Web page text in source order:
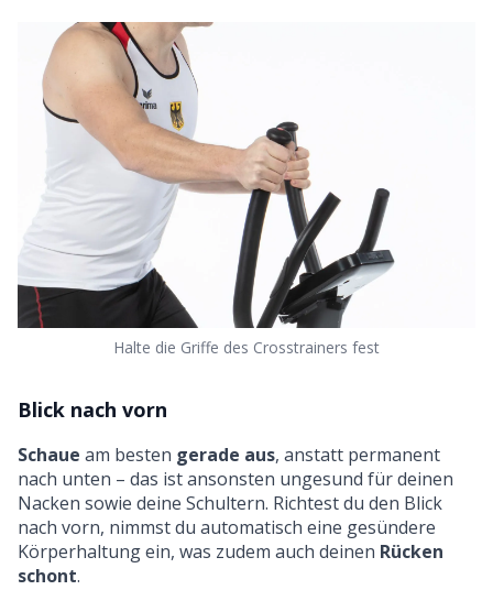
Halte die Griffe des Crosstrainers fest
Blick nach vorn
Schaue am besten gerade aus, anstatt permanent
nach unten – das ist ansonsten ungesund für deinen
Nacken sowie deine Schultern. Richtest du den Blick
nach vorn, nimmst du automatisch eine gesündere
Körperhaltung ein, was zudem auch deinen Rücken
schont.